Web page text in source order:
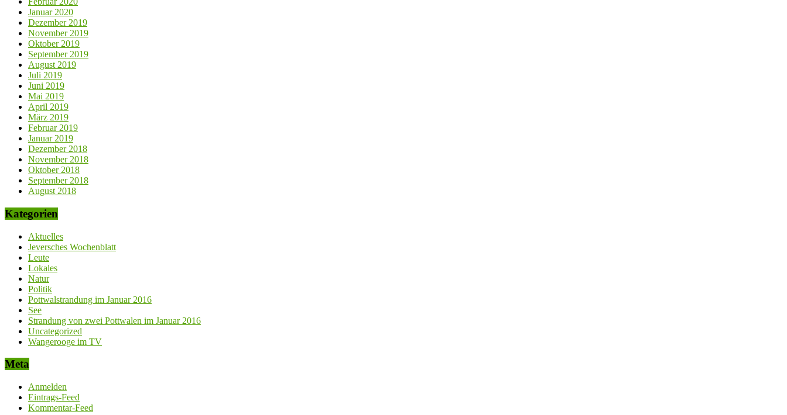
Januar 2020
Dezember 2019
November 2019
Oktober 2019
September 2019
August 2019
Juli 2019
Juni 2019
Mai 2019
April 2019
März 2019
Februar 2019
Januar 2019
Dezember 2018
November 2018
Oktober 2018
September 2018
August 2018
Kategorien
Aktuelles
Jeversches Wochenblatt
Leute
Lokales
Natur
Politik
Pottwalstrandung im Januar 2016
See
Strandung von zwei Pottwalen im Januar 2016
Uncategorized
Wangerooge im TV
Meta
Anmelden
Eintrags-Feed
Kommentar-Feed